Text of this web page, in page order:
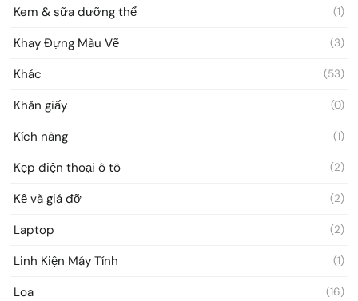
Kem & sữa dưỡng thể (1)
Khay Đựng Màu Vẽ (3)
Khác (53)
Khăn giấy (0)
Kích nâng (1)
Kẹp điện thoại ô tô (2)
Kệ và giá đỡ (2)
Laptop (2)
Linh Kiện Máy Tính (1)
Loa (16)